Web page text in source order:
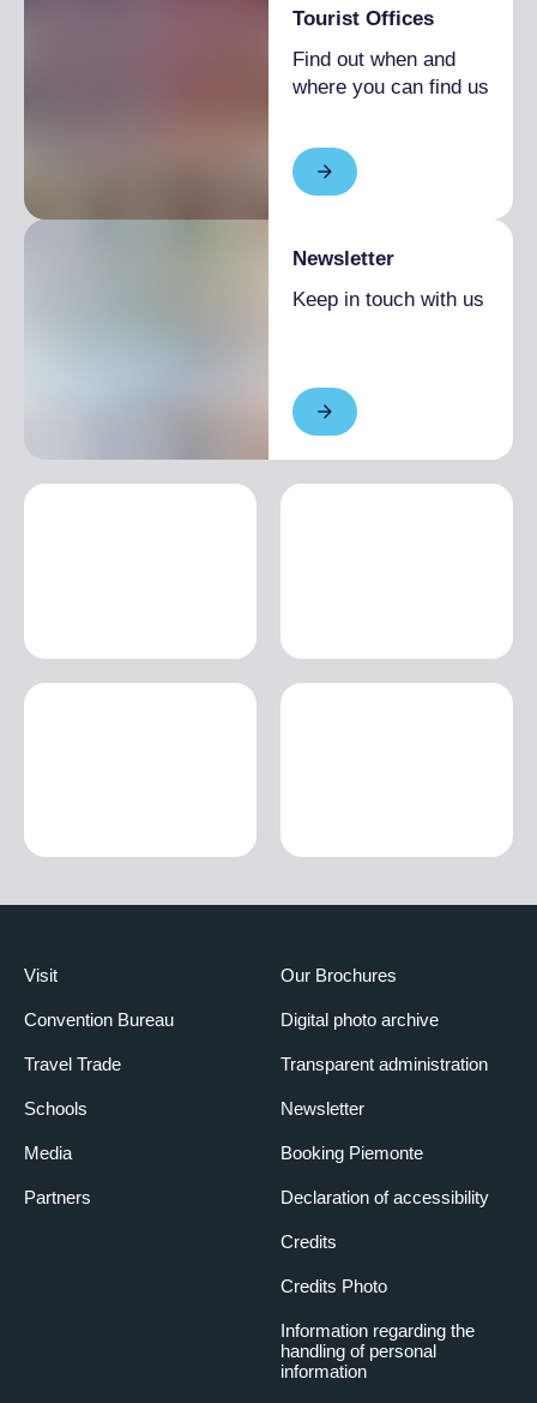
Tourist Offices
Find out when and
where you can find us
Newsletter
Keep in touch with us
Visit
Convention Bureau
Travel Trade
Schools
Media
Partners
Our Brochures
Digital photo archive
Transparent administration
Newsletter
Booking Piemonte
Declaration of accessibility
Credits
Credits Photo
Information regarding the
handling of personal
information